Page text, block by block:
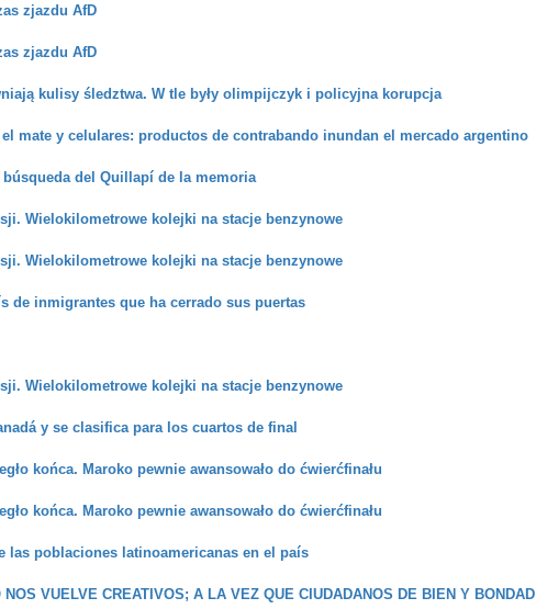
zjazdu AfD
zjazdu AfD
kulisy śledztwa. W tle były olimpijczyk i policyjna korupcja
el mate y celulares: productos de contrabando inundan el mercado argentino
del Quillapí de la memoria
Wielokilometrowe kolejki na stacje benzynowe
Wielokilometrowe kolejki na stacje benzynowe
de inmigrantes que ha cerrado sus puertas
Wielokilometrowe kolejki na stacje benzynowe
y se clasifica para los cuartos de final
końca. Maroko pewnie awansowało do ćwierćfinału
końca. Maroko pewnie awansowało do ćwierćfinału
las poblaciones latinoamericanas en el país
NOS VUELVE CREATIVOS; A LA VEZ QUE CIUDADANOS DE BIEN Y BONDAD